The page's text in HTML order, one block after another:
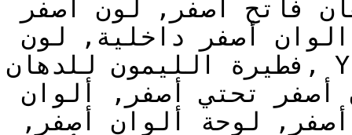
فطيرة الليمون للدهان, YL-0148 دهان, ألوان أصفر